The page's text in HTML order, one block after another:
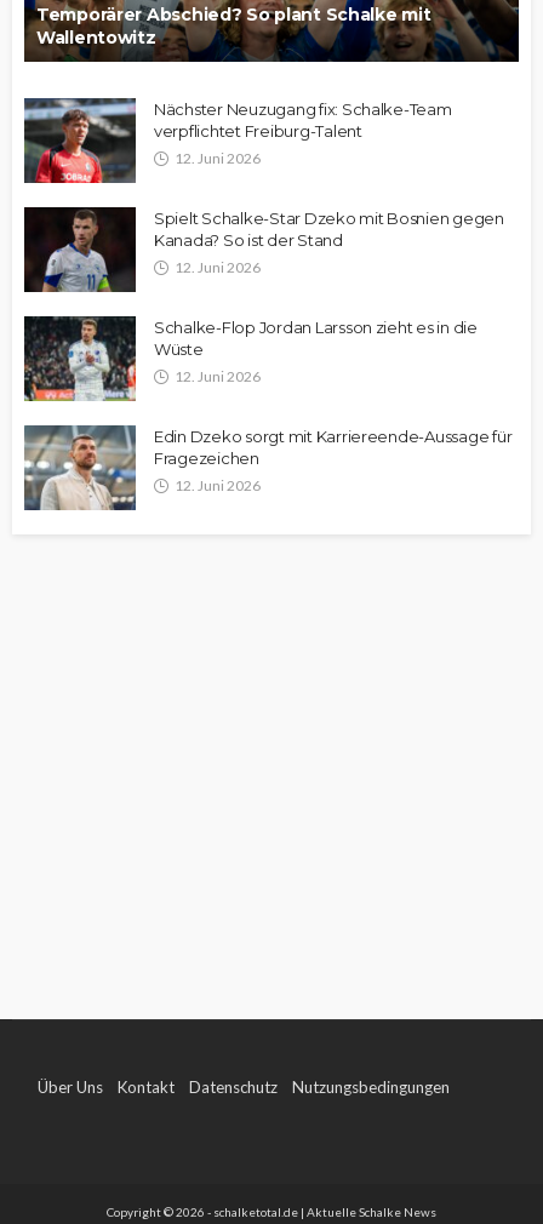
Temporärer Abschied? So plant Schalke mit
Wallentowitz
Nächster Neuzugang fix: Schalke-Team
verpflichtet Freiburg-Talent
12. Juni 2026
Spielt Schalke-Star Dzeko mit Bosnien gegen
Kanada? So ist der Stand
12. Juni 2026
Schalke-Flop Jordan Larsson zieht es in die
Wüste
12. Juni 2026
Edin Dzeko sorgt mit Karriereende-Aussage für
Fragezeichen
12. Juni 2026
Über Uns Kontakt Datenschutz Nutzungsbedingungen
Copyright © 2026 - schalketotal.de | Aktuelle Schalke News